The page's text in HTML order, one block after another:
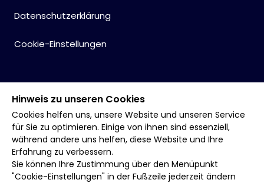
Datenschutzerklärung
Cookie-Einstellungen
Hinweis zu unseren Cookies
Cookies helfen uns, unsere Website und unseren Service
für Sie zu optimieren. Einige von ihnen sind essenziell,
während andere uns helfen, diese Website und Ihre
Erfahrung zu verbessern.
Sie können Ihre Zustimmung über den Menüpunkt
"Cookie-Einstellungen" in der Fußzeile jederzeit ändern